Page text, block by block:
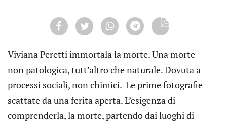
Viviana Peretti immortala la morte. Una morte
non patologica, tutt’altro che naturale. Dovuta a
processi sociali, non chimici. Le prime fotografie
scattate da una ferita aperta. L’esigenza di
comprenderla, la morte, partendo dai luoghi di